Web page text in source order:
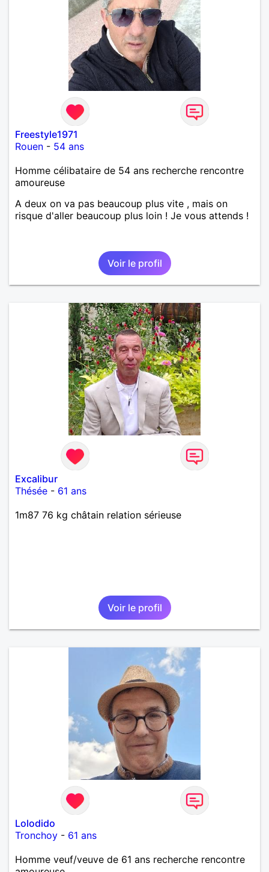
Freestyle1971
Rouen - 54 ans
Homme célibataire de 54 ans recherche rencontre
amoureuse
A deux on va pas beaucoup plus vite , mais on
risque d'aller beaucoup plus loin ! Je vous attends !
Voir le profil
Excalibur
Thésée - 61 ans
1m87 76 kg châtain relation sérieuse
Voir le profil
Lolodido
Tronchoy - 61 ans
Homme veuf/veuve de 61 ans recherche rencontre